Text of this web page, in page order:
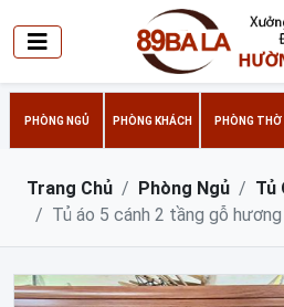
PHÒNG NGỦ PHÒNG KHÁCH PHÒNG THỜ
Trang Chủ Phòng Ngủ
Tủ
Tủ áo 5 cánh 2 tầng gỗ